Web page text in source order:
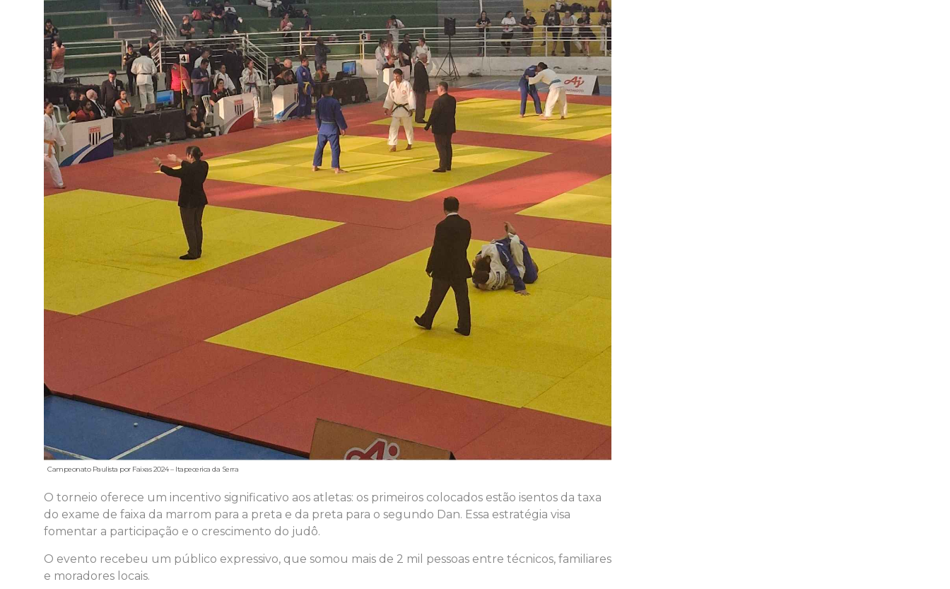
Campeonato Paulista por Faixas 2024 – Itapecerica da Serra
O torneio oferece um incentivo significativo aos atletas: os primeiros colocados estão isentos da taxa
do exame de faixa da marrom para a preta e da preta para o segundo Dan. Essa estratégia visa
fomentar a participação e o crescimento do judô.
O evento recebeu um público expressivo, que somou mais de 2 mil pessoas entre técnicos, familiares
e moradores locais.